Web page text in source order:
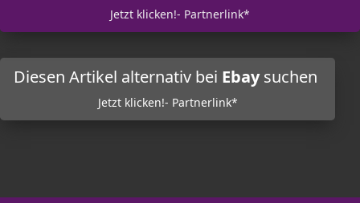
Jetzt klicken!- Partnerlink*
Diesen Artikel alternativ bei Ebaysuchen
Jetzt klicken!- Partnerlink*